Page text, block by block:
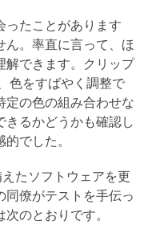
ったことがあります
。率直に言って、ほ
解できます。クリップ
色をすばやく調整で
定の色の組み合わせな
きるかどうかも確認し
でした。
たソフトウェアを更
僚がテストを手伝っ
のとおりです。